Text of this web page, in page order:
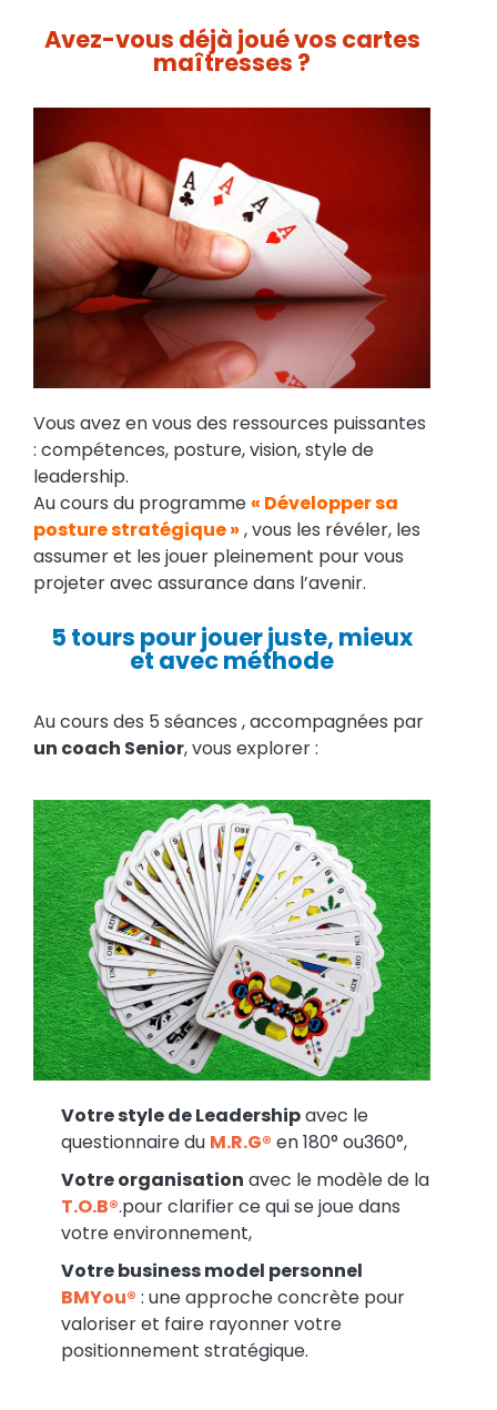
Avez-vous déjà joué vos cartes
maîtresses ?
Vous avez en vous des ressources puissantes
: compétences, posture, vision, style de
leadership.
Au cours du programme « Développer sa
posture stratégique » , vous les révéler, les
assumer et les jouer pleinement pour vous
projeter avec assurance dans l’avenir.
5 tours pour jouer juste, mieux
et avec méthode
Au cours des 5 séances , accompagnées par
un coach Senior, vous explorer :
Votre style de Leadershipavec le
questionnaire du M.R.G® en 180° ou360°,
Votre organisation avec le modèle de la
T.O.B®.pour clarifier ce qui se joue dans
votre environnement,
Votre business model personnel
BMYou® : une approche concrète pour
valoriser et faire rayonner votre
positionnement stratégique.